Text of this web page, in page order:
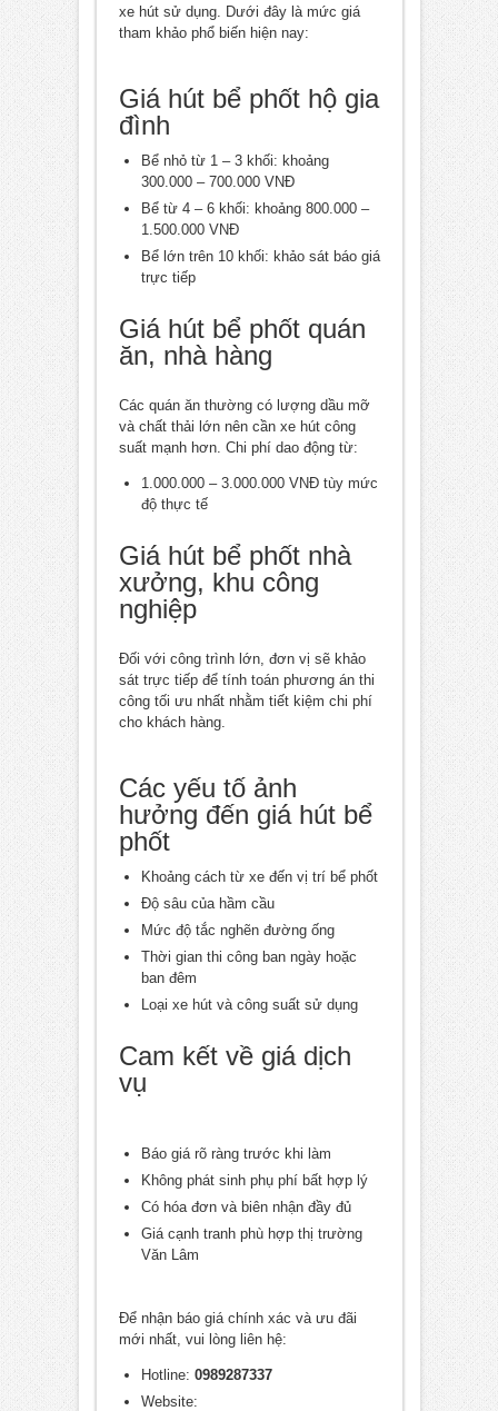
xe hút sử dụng. Dưới đây là mức giá
tham khảo phổ biến hiện nay:
Giá hút bể phốt hộ gia
đình
Bể nhỏ từ 1 – 3 khối: khoảng
300.000 – 700.000 VNĐ
Bể từ 4 – 6 khối: khoảng 800.000 –
1.500.000 VNĐ
Bể lớn trên 10 khối: khảo sát báo giá
trực tiếp
Giá hút bể phốt quán
ăn, nhà hàng
Các quán ăn thường có lượng dầu mỡ
và chất thải lớn nên cần xe hút công
suất mạnh hơn. Chi phí dao động từ:
1.000.000 – 3.000.000 VNĐ tùy mức
độ thực tế
Giá hút bể phốt nhà
xưởng, khu công
nghiệp
Đối với công trình lớn, đơn vị sẽ khảo
sát trực tiếp để tính toán phương án thi
công tối ưu nhất nhằm tiết kiệm chi phí
cho khách hàng.
Các yếu tố ảnh
hưởng đến giá hút bể
phốt
Khoảng cách từ xe đến vị trí bể phốt
Độ sâu của hầm cầu
Mức độ tắc nghẽn đường ống
Thời gian thi công ban ngày hoặc
ban đêm
Loại xe hút và công suất sử dụng
Cam kết về giá dịch
vụ
Báo giá rõ ràng trước khi làm
Không phát sinh phụ phí bất hợp lý
Có hóa đơn và biên nhận đầy đủ
Giá cạnh tranh phù hợp thị trường
Văn Lâm
Để nhận báo giá chính xác và ưu đãi
mới nhất, vui lòng liên hệ:
Hotline: 0989287337
Website: